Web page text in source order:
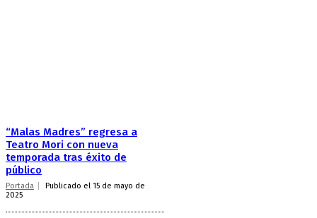
“Malas Madres” regresa a
Teatro Mori con nueva
temporada tras éxito de
público
Portada
Publicado el 15 de mayo de
2025